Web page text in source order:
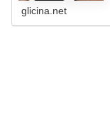
glicina.net